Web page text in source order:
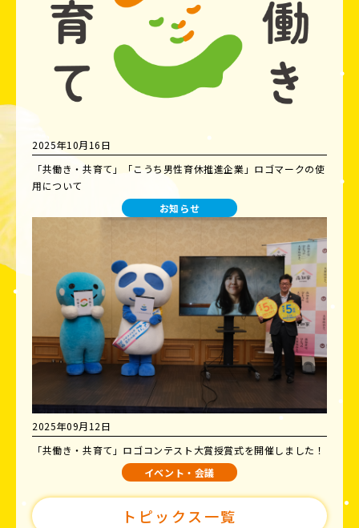
2025年10月16日
「共働き・共育て」「こうち男性育休推進企業」ロゴマークの使
用について
お知らせ
2025年09月12日
「共働き・共育て」ロゴコンテスト大賞授賞式を開催しました！
イベント・会議
トピックス一覧